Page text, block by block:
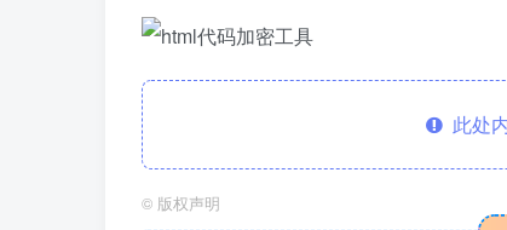
此处
© 版权声明